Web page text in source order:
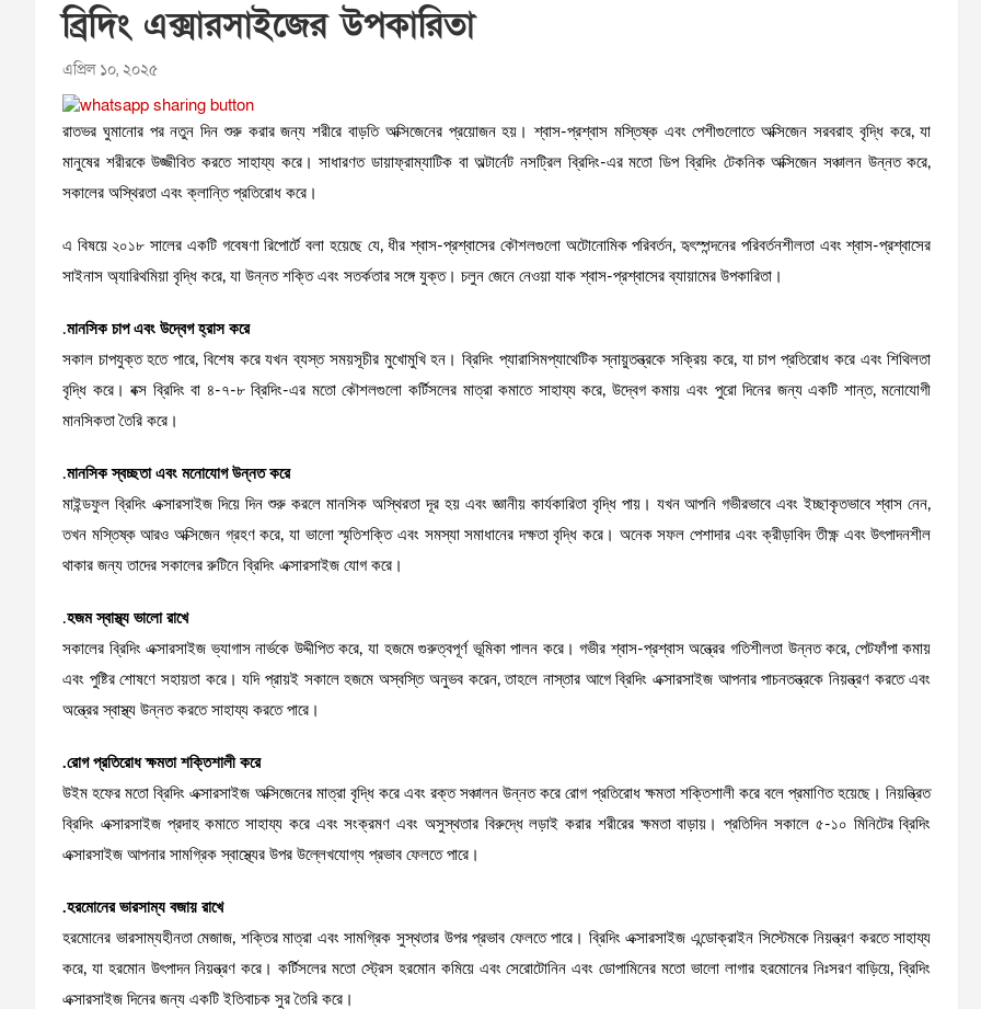
ব্রিদিং এক্সারসাইজের উপকারিতা
এপ্রিল ১০, ২০২৫
রাতভর ঘুমানোর পর নতুন দিন শুরু করার জন্য শরীরে বাড়তি অক্সিজেনের প্রয়োজন হয়। শ্বাস-প্রশ্বাস মস্তিষ্ক এবং পেশীগুলোতে অক্সিজেন সরবরাহ বৃদ্ধি করে, যা
মানুষের শরীরকে উজ্জীবিত করতে সাহায্য করে। সাধারণত ডায়াফ্রাম্যাটিক বা অল্টার্নেট নসট্রিল ব্রিদিং-এর মতো ডিপ ব্রিদিং টেকনিক অক্সিজেন সঞ্চালন উন্নত করে,
সকালের অস্থিরতা এবং ক্লান্তি প্রতিরোধ করে।
এ বিষয়ে ২০১৮ সালের একটি গবেষণা রিপোর্টে বলা হয়েছে যে, ধীর শ্বাস-প্রশ্বাসের কৌশলগুলো অটোনোমিক পরিবর্তন, হৃৎস্পন্দনের পরিবর্তনশীলতা এবং শ্বাস-প্রশ্বাসের
সাইনাস অ্যারিথমিয়া বৃদ্ধি করে, যা উন্নত শক্তি এবং সতর্কতার সঙ্গে যুক্ত। চলুন জেনে নেওয়া যাক শ্বাস-প্রশ্বাসের ব্যায়ামের উপকারিতা।
.মানসিক চাপ এবং উদ্বেগ হ্রাস করে
সকাল চাপযুক্ত হতে পারে, বিশেষ করে যখন ব্যস্ত সময়সূচীর মুখোমুখি হন। ব্রিদিং প্যারাসিমপ্যাথেটিক স্নায়ুতন্ত্রকে সক্রিয় করে, যা চাপ প্রতিরোধ করে এবং শিথিলতা
বৃদ্ধি করে। বক্স ব্রিদিং বা ৪-৭-৮ ব্রিদিং-এর মতো কৌশলগুলো কর্টিসলের মাত্রা কমাতে সাহায্য করে, উদ্বেগ কমায় এবং পুরো দিনের জন্য একটি শান্ত, মনোযোগী
মানসিকতা তৈরি করে।
.মানসিক স্বচ্ছতা এবং মনোযোগ উন্নত করে
মাইন্ডফুল ব্রিদিং এক্সারসাইজ দিয়ে দিন শুরু করলে মানসিক অস্থিরতা দূর হয় এবং জ্ঞানীয় কার্যকারিতা বৃদ্ধি পায়। যখন আপনি গভীরভাবে এবং ইচ্ছাকৃতভাবে শ্বাস নেন,
তখন মস্তিষ্ক আরও অক্সিজেন গ্রহণ করে, যা ভালো স্মৃতিশক্তি এবং সমস্যা সমাধানের দক্ষতা বৃদ্ধি করে। অনেক সফল পেশাদার এবং ক্রীড়াবিদ তীক্ষ্ণ এবং উৎপাদনশীল
থাকার জন্য তাদের সকালের রুটিনে ব্রিদিং এক্সারসাইজ যোগ করে।
.হজম স্বাস্থ্য ভালো রাখে
সকালের ব্রিদিং এক্সারসাইজ ভ্যাগাস নার্ভকে উদ্দীপিত করে, যা হজমে গুরুত্বপূর্ণ ভূমিকা পালন করে। গভীর শ্বাস-প্রশ্বাস অন্ত্রের গতিশীলতা উন্নত করে, পেটফাঁপা কমায়
এবং পুষ্টির শোষণে সহায়তা করে। যদি প্রায়ই সকালে হজমে অস্বস্তি অনুভব করেন, তাহলে নাস্তার আগে ব্রিদিং এক্সারসাইজ আপনার পাচনতন্ত্রকে নিয়ন্ত্রণ করতে এবং
অন্ত্রের স্বাস্থ্য উন্নত করতে সাহায্য করতে পারে।
.রোগ প্রতিরোধ ক্ষমতা শক্তিশালী করে
উইম হফের মতো ব্রিদিং এক্সারসাইজ অক্সিজেনের মাত্রা বৃদ্ধি করে এবং রক্ত ​​সঞ্চালন উন্নত করে রোগ প্রতিরোধ ক্ষমতা শক্তিশালী করে বলে প্রমাণিত হয়েছে। নিয়ন্ত্রিত
ব্রিদিং এক্সারসাইজ প্রদাহ কমাতে সাহায্য করে এবং সংক্রমণ এবং অসুস্থতার বিরুদ্ধে লড়াই করার শরীরের ক্ষমতা বাড়ায়। প্রতিদিন সকালে ৫-১০ মিনিটের ব্রিদিং
এক্সারসাইজ আপনার সামগ্রিক স্বাস্থ্যের উপর উল্লেখযোগ্য প্রভাব ফেলতে পারে।
.হরমোনের ভারসাম্য বজায় রাখে
হরমোনের ভারসাম্যহীনতা মেজাজ, শক্তির মাত্রা এবং সামগ্রিক সুস্থতার উপর প্রভাব ফেলতে পারে। ব্রিদিং এক্সারসাইজ এন্ডোক্রাইন সিস্টেমকে নিয়ন্ত্রণ করতে সাহায্য
করে, যা হরমোন উৎপাদন নিয়ন্ত্রণ করে। কর্টিসলের মতো স্ট্রেস হরমোন কমিয়ে এবং সেরোটোনিন এবং ডোপামিনের মতো ভালো লাগার হরমোনের নিঃসরণ বাড়িয়ে, ব্রিদিং
এক্সারসাইজ দিনের জন্য একটি ইতিবাচক সুর তৈরি করে।